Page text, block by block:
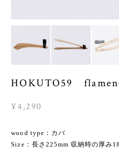
HOKUTO59
¥4,290
wood type：カバ
Size：長さ225mm 収納時の厚み